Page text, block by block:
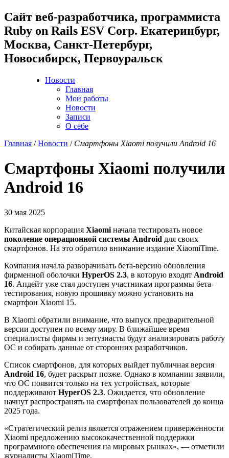
Cайт веб-разработчика, программиста
Ruby on Rails ESV Corp. Екатеринбург,
Москва, Санкт-Петербург,
Новосибирск, Первоуральск
Новости
Главная
Мои работы
Новости
Записи
О себе
Главная /Новости / Смартфоны Xiaomi получили Android 16
Смартфоны Xiaomi получили
Android 16
30 мая 2025
Китайская корпорация Xiaomi начала тестировать новое
поколение операционной системы Android для своих
смартфонов. На это обратило внимание издание XiaomiTime.
Компания начала разворачивать бета-версию обновления
фирменной оболочки HyperOS 2.3, в которую входят Android
16. Апдейт уже стал доступен участникам программы бета-
тестирования, новую прошивку можно установить на
смартфон Xiaomi 15.
В Xiaomi обратили внимание, что выпуск предварительной
версии доступен по всему миру. В ближайшее время
специалисты фирмы и энтузиасты будут анализировать работу
ОС и собирать данные от сторонних разработчиков.
Список смартфонов, для которых выйдет публичная версия
Android 16, будет раскрыт позже. Однако в компании заявили,
что ОС появится только на тех устройствах, которые
поддерживают HyperOS 2.3. Ожидается, что обновление
начнут распространять на смартфонах пользователей до конца
2025 года.
«Стратегический релиз является отражением приверженности
Xiaomi предложению высококачественной поддержки
программного обеспечения на мировых рынках», — отметили
журналисты XiaomiTime.